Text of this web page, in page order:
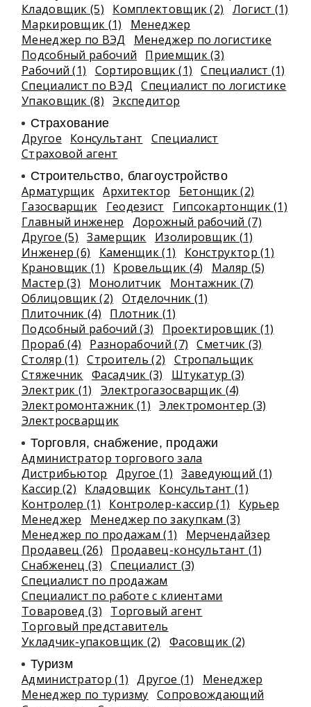
Кладовщик (5)
Комплектовщик (2)
Логист (1)
Маркировщик (1)
Менеджер
Менеджер по ВЭД
Менеджер по логистике
Подсобный рабочий
Приемщик (3)
Рабочий (1)
Сортировщик (1)
Специалист (1)
Специалист по ВЭД
Специалист по логистике
Упаковщик (8)
Экспедитор
Страхование
Другое Консультант
Специалист
Страховой агент
Строительство, благоустройство
Арматурщик Архитектор
Бетонщик (2)
Газосварщик
Геодезист
Гипсокартонщик (1)
Главный инженер
Дорожный рабочий (7)
Другое (5)
Замерщик
Изолировщик (1)
Инженер (6)
Каменщик (1)
Конструктор (1)
Крановщик (1)
Кровельщик (4)
Маляр (5)
Мастер (3)
Монолитчик
Монтажник (7)
Облицовщик (2)
Отделочник (1)
Плиточник (4)
Плотник (1)
Подсобный рабочий (3)
Проектировщик (1)
Прораб (4)
Разнорабочий (7)
Сметчик (3)
Столяр (1)
Строитель (2)
Стропальщик
Стяжечник Фасадчик (3)
Штукатур (3)
Электрик (1)
Электрогазосварщик (4)
Электромонтажник (1)
Электромонтер (3)
Электросварщик
Торговля, снабжение, продажи
Администратор торгового зала
Дистрибьютор
Другое (1)
Заведующий (1)
Кассир (2)
Кладовщик Консультант (1)
Контролер (1)
Контролер-кассир (1)
Курьер
Менеджер
Менеджер по закупкам (3)
Менеджер по продажам (1)
Мерчендайзер
Продавец (26)
Продавец-консультант (1)
Снабженец (3)
Специалист (3)
Специалист по продажам
Специалист по работе с клиентами
Товаровед (3)
Торговый агент
Торговый представитель
Укладчик-упаковщик (2)
Фасовщик (2)
Туризм
Администратор (1) Другое (1)
Менеджер
Менеджер по туризму Сопровождающий